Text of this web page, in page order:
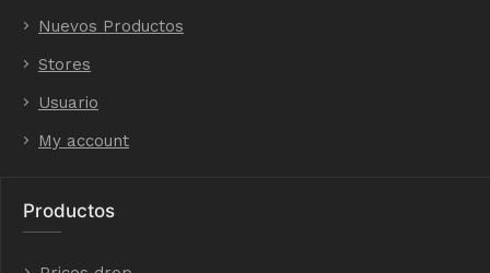
Nuevos Productos
Stores
Usuario
My account
Productos